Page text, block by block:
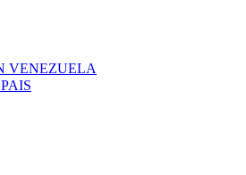
VENEZUELA